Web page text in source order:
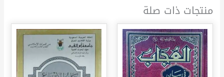
منتجات ذات صلة